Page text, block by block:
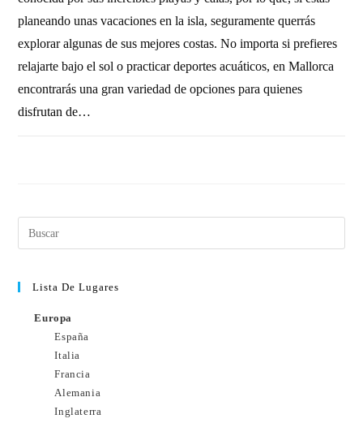
planeando unas vacaciones en la isla, seguramente querrás
explorar algunas de sus mejores costas. No importa si prefieres
relajarte bajo el sol o practicar deportes acuáticos, en Mallorca
encontrarás una gran variedad de opciones para quienes
disfrutan de…
Lista De Lugares
Europa
España
Italia
Francia
Alemania
Inglaterra